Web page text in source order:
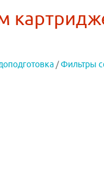
/Фильтры